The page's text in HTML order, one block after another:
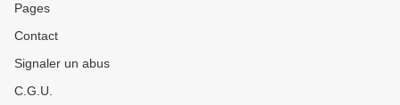
Pages
Contact
Signaler un abus
C.G.U.